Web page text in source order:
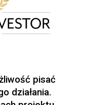
pisać
działania.